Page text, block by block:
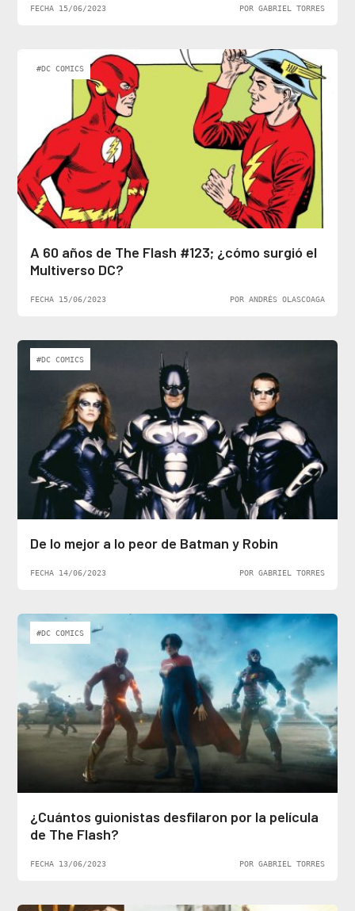
FECHA 15/06/2023 POR GABRIEL TORRES
#DC COMICS
A 60 años de The Flash #123; ¿cómo surgió el
Multiverso DC?
FECHA 15/06/2023 POR ANDRÉS OLASCOAGA
#DC COMICS
De lo mejor a lo peor de Batman y Robin
FECHA 14/06/2023 POR GABRIEL TORRES
#DC COMICS
¿Cuántos guionistas desfilaron por la película
de The Flash?
FECHA 13/06/2023 POR GABRIEL TORRES